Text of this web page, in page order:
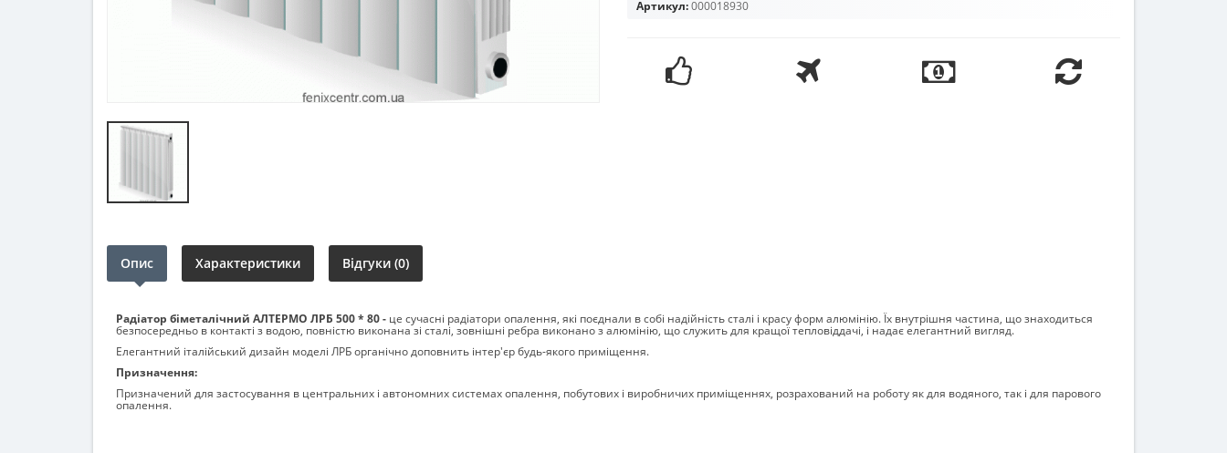
Артикул:000018930
Опис Характеристики Відгуки (0)
Радіатор біметалічний АЛТЕРМО ЛРБ 500 * 80 - це сучасні радіатори опалення, які поєднали в собі надійність сталі і красу форм алюмінію. Їх внутрішня частина, що знаходиться
безпосередньо в контакті з водою, повністю виконана зі сталі, зовнішні ребра виконано з алюмінію, що служить для кращої тепловіддачі, і надає елегантний вигляд.
Елегантний італійський дизайн моделі ЛРБ органічно доповнить інтер'єр будь-якого приміщення.
Призначення:
Призначений для застосування в центральних і автономних системах опалення, побутових і виробничих приміщеннях, розрахований на роботу як для водяного, так і для парового
опалення.